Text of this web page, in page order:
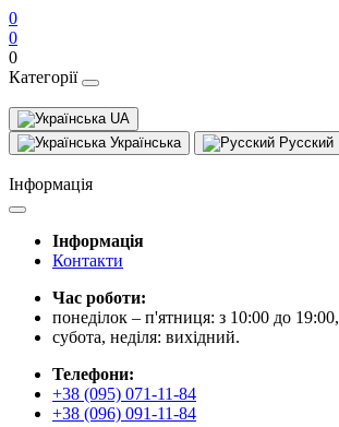
0
0
0
Категорії
UA
Українська
Русский
Інформація
Інформація
Контакти
Час роботи:
понеділок – п'ятниця: з 10:00 до 19:00,
субота, неділя: вихідний.
Телефони:
+38 (095) 071-11-84
+38 (096) 091-11-84